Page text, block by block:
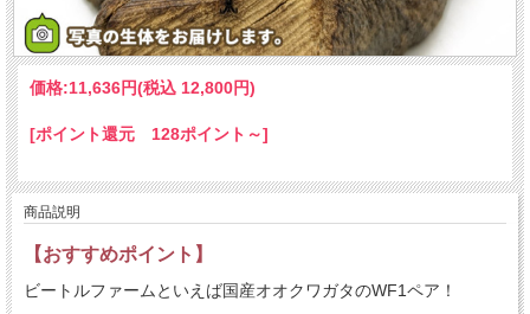
価格:11,636円(税込 12,800円)
[ポイント還元 128ポイント～]
商品説明
【おすすめポイント】
ビートルファームといえば国産オオクワガタのWF1ペア！